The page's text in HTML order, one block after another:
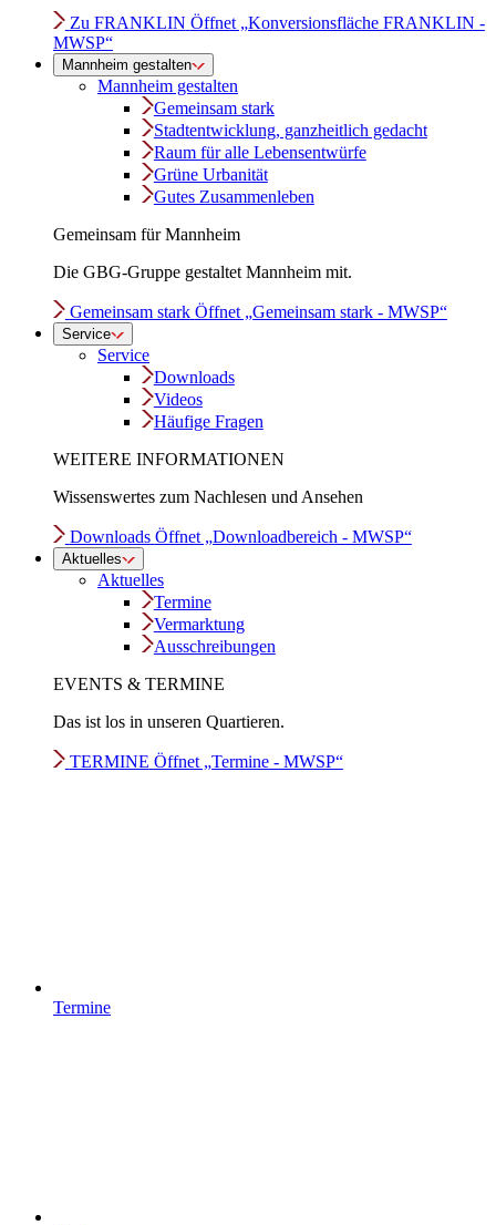
Zu FRANKLIN Öffnet „Konversionsfläche FRANKLIN -
MWSP“
Mannheim gestalten
Mannheim gestalten
Gemeinsam stark
Stadtentwicklung, ganzheitlich gedacht
Raum für alle Lebensentwürfe
Grüne Urbanität
Gutes Zusammenleben
Gemeinsam für Mannheim
Die GBG-Gruppe gestaltet Mannheim mit.
Gemeinsam stark Öffnet „Gemeinsam stark - MWSP“
Service
Service
Downloads
Videos
Häufige Fragen
WEITERE INFORMATIONEN
Wissenswertes zum Nachlesen und Ansehen
Downloads Öffnet „Downloadbereich - MWSP“
Aktuelles
Aktuelles
Termine
Vermarktung
Ausschreibungen
EVENTS & TERMINE
Das ist los in unseren Quartieren.
TERMINE Öffnet „Termine - MWSP“
Termine